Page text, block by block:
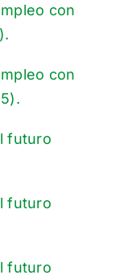
con
con
futuro
futuro
futuro